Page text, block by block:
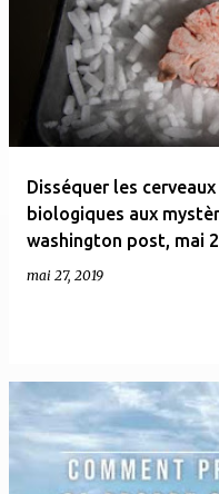
Disséquer les
biologiques aux
washington post, mai
mai 27, 2019